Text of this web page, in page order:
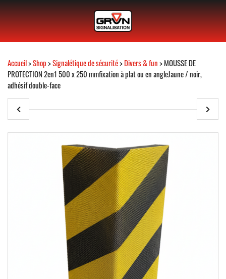
Accueil>Shop>Signalétique de sécurité>Divers & fun> MOUSSE DE
PROTECTION 2en1 500 x 250 mmfixation à plat ou en angleJaune / noir,
adhésif double-face